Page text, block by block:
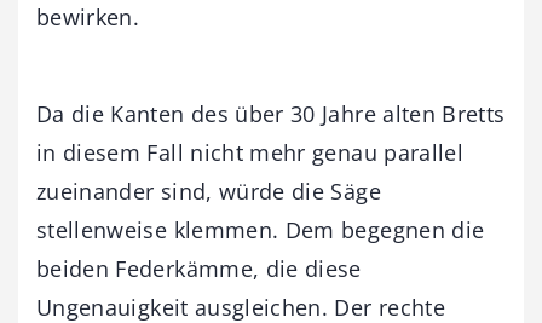
bewirken.
Da die Kanten des über 30 Jahre alten Bretts
in diesem Fall nicht mehr genau parallel
zueinander sind, würde die Säge
stellenweise klemmen. Dem begegnen die
beiden Federkämme, die diese
Ungenauigkeit ausgleichen. Der rechte